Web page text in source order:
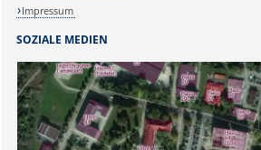
SOZIALE MEDIEN
Impressum